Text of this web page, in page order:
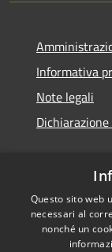
Informativa
Note legali
Questo sito web
necessari al
nonché un